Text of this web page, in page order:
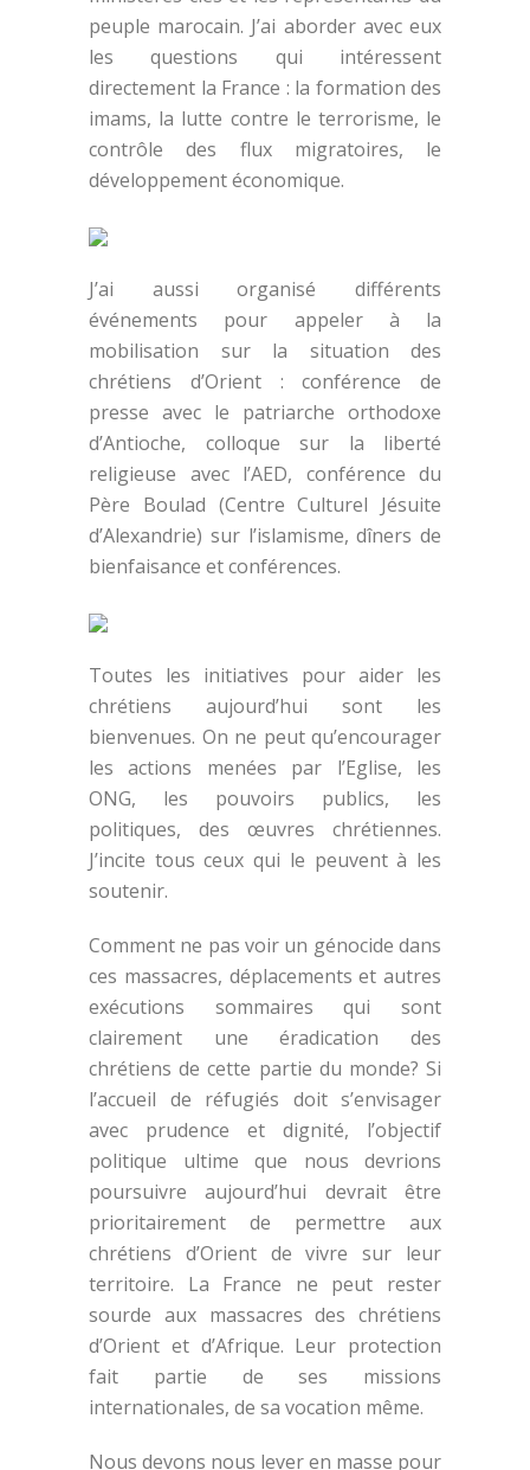
peuple marocain. J’ai aborder avec eux
les questions qui intéressent
directement la France : la formation des
imams, la lutte contre le terrorisme, le
contrôle des flux migratoires, le
développement économique.
J’ai aussi organisé différents
événements pour appeler à la
mobilisation sur la situation des
chrétiens d’Orient : conférence de
presse avec le patriarche orthodoxe
d’Antioche, colloque sur la liberté
religieuse avec l’AED, conférence du
Père Boulad (Centre Culturel Jésuite
d’Alexandrie) sur l’islamisme, dîners de
bienfaisance et conférences.
Toutes les initiatives pour aider les
chrétiens aujourd’hui sont les
bienvenues. On ne peut qu’encourager
les actions menées par l’Eglise, les
ONG, les pouvoirs publics, les
politiques, des œuvres chrétiennes.
J’incite tous ceux qui le peuvent à les
soutenir.
Comment ne pas voir un génocide dans
ces massacres, déplacements et autres
exécutions sommaires qui sont
clairement une éradication des
chrétiens de cette partie du monde? Si
l’accueil de réfugiés doit s’envisager
avec prudence et dignité, l’objectif
politique ultime que nous devrions
poursuivre aujourd’hui devrait être
prioritairement de permettre aux
chrétiens d’Orient de vivre sur leur
territoire. La France ne peut rester
sourde aux massacres des chrétiens
d’Orient et d’Afrique. Leur protection
fait partie de ses missions
internationales, de sa vocation même.
Nous devons nous lever en masse pour